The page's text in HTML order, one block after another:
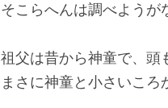
そこらへんは調べようが
祖父は昔から神童で、頭
まさに神童と小さいころ